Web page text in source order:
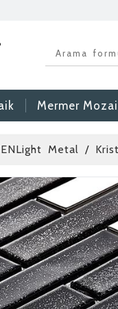
Mermer
Metal /